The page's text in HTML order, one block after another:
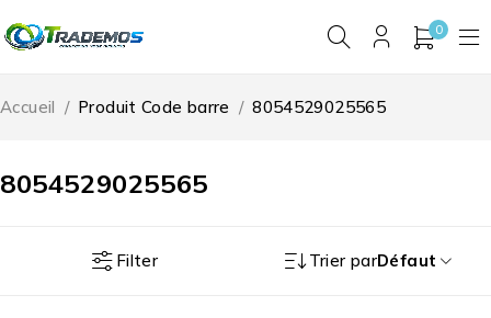
0
8054529025565
Accueil / Produit Code barre / 8054529025565
Filter Trier parDéfaut